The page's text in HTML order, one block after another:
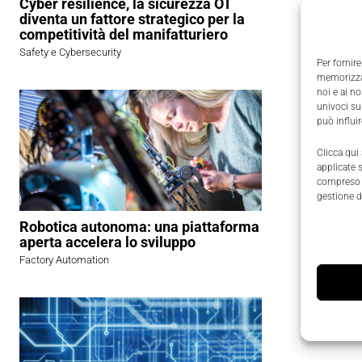
Per
noi e ai
univoci
può
Clicca qui
applicate
gestione
Cyber resilience, la sicurezza OT
diventa un fattore strategico per la
competitività del manifatturiero
Safety e Cybersecurity
Robotica autonoma: una piattaforma
aperta accelera lo sviluppo
Factory Automation
state
settori
Inail,
del
sensori